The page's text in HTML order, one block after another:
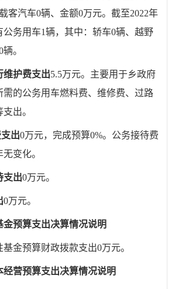
客汽车0辆、金额0万元。截至2022年
公务用车1辆，其中：轿车0辆、越野
辆。
维护费支出5.5万元。主要用于乡政府
需的公务用车燃料费、维修费、过路
出。
出0万元， 完成预算0%。 公务接待费
无变化。
支出0万元。
0万元。
金预算支出决算情况说明
基金预算财政拨款支出0万元。
经营预算支出决算情况说明